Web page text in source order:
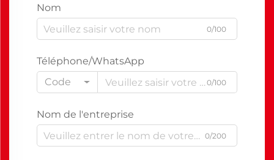
Nom
0/100
Téléphone/WhatsApp
Code
0/100
Nom de l'entreprise
0/200